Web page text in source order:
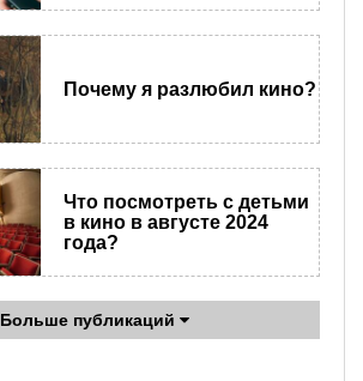
Почему я разлюбил кино?
Что посмотреть с детьми
в кино в августе 2024
года?
Больше публикаций